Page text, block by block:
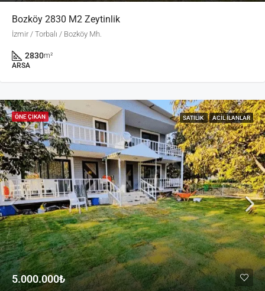
Bozköy 2830 M2 Zeytinlik
İzmir / Torbalı / Bozköy Mh.
2830m²
ARSA
ÖNE ÇIKAN SATILIK ACIL İLANLAR
5.000.000₺